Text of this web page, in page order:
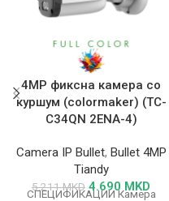
4MP фиксна камера со
куршум (colormaker) (TC-
C34QN 2ENA-4)
Camera IP Bullet, Bullet 4MP
Tiandy
5.211MKD 4.690 MKD
СПЕЦИФИКАЦИИ Камера